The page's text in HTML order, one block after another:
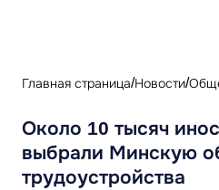
Главная страница Новости
Около 10 тысяч
выбрали Минскую
трудоустройства